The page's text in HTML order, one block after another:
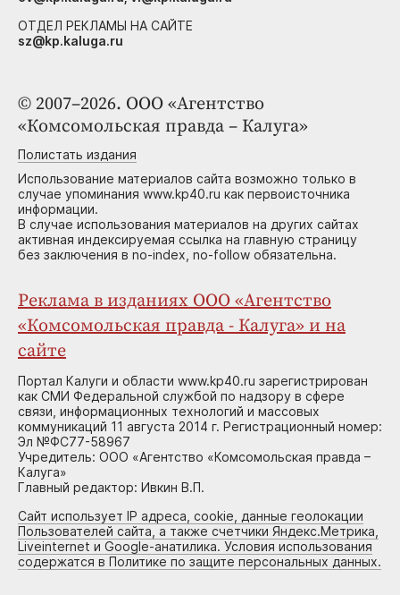
© 2007–2026. ООО «Агентство
«Комсомольская правда – Калуга»
Полистать издания
Использование материалов сайта возможно только в
случае упоминания www.kp40.ru как первоисточника
информации.
В случае использования материалов на других сайтах
активная индексируемая ссылка на главную страницу
без заключения в no-index, no-follow обязательна.
Реклама в изданиях ООО «Агентство
«Комсомольская правда - Калуга» и на
сайте
Портал Калуги и области www.kp40.ru зарегистрирован
как СМИ Федеральной службой по надзору в сфере
связи, информационных технологий и массовых
коммуникаций 11 августа 2014 г. Регистрационный номер:
Эл №ФС77-58967
Учредитель: ООО «Агентство «Комсомольская правда –
Калуга»
Главный редактор: Ивкин В.П.
Сайт использует IP адреса, cookie, данные геолокации
Пользователей сайта, а также счетчики Яндекс.Метрика,
Liveinternet и Google-анатилика. Условия использования
содержатся в Политике по защите персональных данных.
ОТДЕЛ РЕКЛАМЫ НА САЙТЕ
sz@kp.kaluga.ru